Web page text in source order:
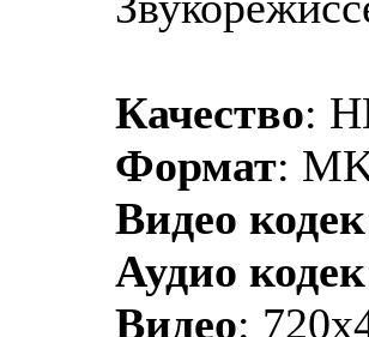
Качество:
Формат:
Видео кодек
Аудио кодек
Видео: